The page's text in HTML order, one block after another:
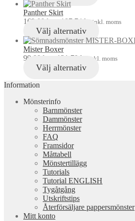
Panther Skirt
169,00 kr 187,74 kr inkl. moms
Välj alternativ
Mister Boxer
99,00 kr 121,70 kr inkl. moms
Välj alternativ
Information
Mönsterinfo
Barnmönster
Dammönster
Herrmönster
FAQ
Framsidor
Måttabell
Mönstertillägg
Tutorials
Tutorial ENGLISH
Tygåtgång
Utskriftstips
Återförsäljare pappersmönster
Mitt konto